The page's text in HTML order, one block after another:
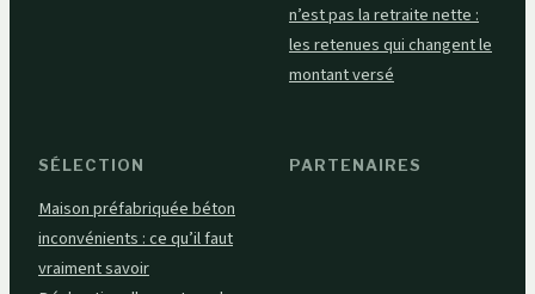
n’est pas la retraite nette :
les retenues qui changent le
montant versé
SÉLECTION
Maison préfabriquée béton
inconvénients : ce qu’il faut
vraiment savoir
PARTENAIRES